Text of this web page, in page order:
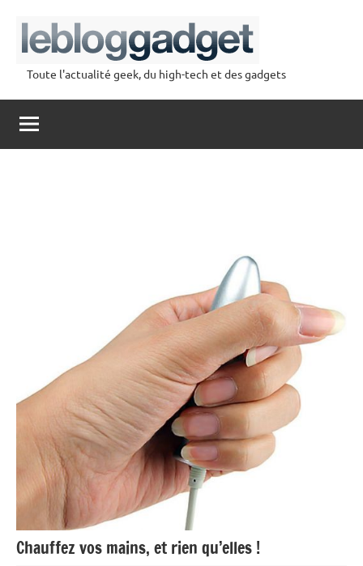
contenu
lebloggadget
Toute l'actualité geek, du high-tech et des gadgets
Chauffez vos mains, et rien qu’elles !